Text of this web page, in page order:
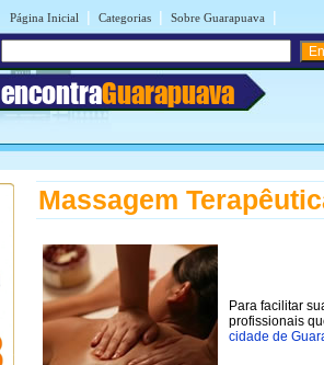
Página Inicial | Categorias | Sobre Guarapuava |
encontraGuarapuava
Massagem
Para facilitar
profissionais
cidade de